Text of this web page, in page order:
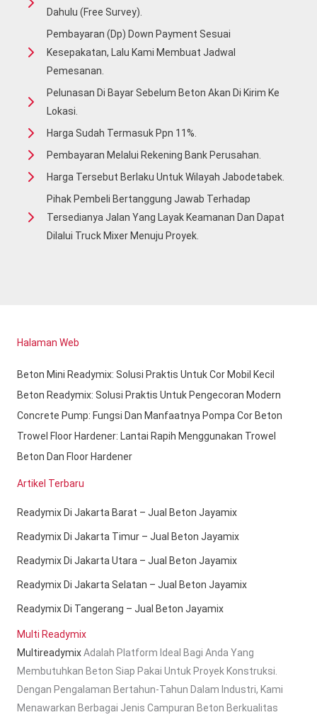
Dahulu (free Survey).
Pembayaran (Dp) Down Payment Sesuai
Kesepakatan, Lalu Kami Membuat Jadwal
Pemesanan.
Pelunasan Di Bayar Sebelum Beton Akan Di Kirim Ke
Lokasi.
Harga Sudah Termasuk Ppn 11%.
Pembayaran Melalui Rekening Bank Perusahan.
Harga Tersebut Berlaku Untuk Wilayah Jabodetabek.
Pihak Pembeli Bertanggung Jawab Terhadap
Tersedianya Jalan Yang Layak Keamanan Dan Dapat
Dilalui Truck Mixer Menuju Proyek.
Halaman Web
Beton Mini Readymix: Solusi Praktis Untuk Cor Mobil Kecil
Beton Readymix: Solusi Praktis Untuk Pengecoran Modern
Concrete Pump: Fungsi Dan Manfaatnya Pompa Cor Beton
Trowel Floor Hardener: Lantai Rapih Menggunakan Trowel
Beton Dan Floor Hardener
Artikel Terbaru
Readymix Di Jakarta Barat – Jual Beton Jayamix
Readymix Di Jakarta Timur – Jual Beton Jayamix
Readymix Di Jakarta Utara – Jual Beton Jayamix
Readymix Di Jakarta Selatan – Jual Beton Jayamix
Readymix Di Tangerang – Jual Beton Jayamix
Multi Readymix
MultireadymixAdalah Platform Ideal Bagi Anda Yang
Membutuhkan Beton Siap Pakai Untuk Proyek Konstruksi.
Dengan Pengalaman Bertahun-Tahun Dalam Industri, Kami
Menawarkan Berbagai Jenis Campuran Beton Berkualitas